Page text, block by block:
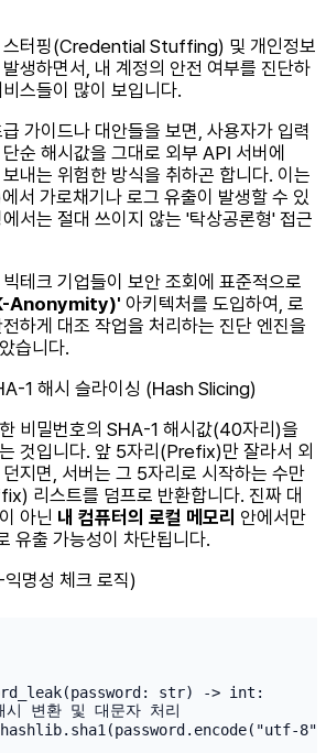
스터핑(Credential Stuffing) 및 개인정보
생하면서, 내 계정의 안전 여부를 진단하
스들이 많이 보입니다.
가이드나 대안들을 보면, 사용자가 입력
순 해시값을 그대로 외부 API 서버에
내는 위험한 방식을 취하곤 합니다. 이는
서 가로채기나 로그 유출이 발생할 수 있
서는 절대 쓰이지 않는 '탁상공론형' 접근
테크 기업들이 보안 조회에 표준적으로
Anonymity)' 아키텍처를 도입하여, 로
하게 대조 작업을 처리하는 진단 엔진을
습니다.
1 해시 슬라이싱 (Hash Slicing)
비밀번호의 SHA-1 해시값(40자리)을
것입니다. 앞 5자리(Prefix)만 잘라서 외
지면, 서버는 그 5자리로 시작하는 수만
리스트를 덤프로 반환합니다. 진짜 대
아닌 내 컴퓨터의 로컬 메모리 안에서만
유출 가능성이 차단됩니다.
명성 체크 로직)
str) -> int:
변환 및 대문자 처리